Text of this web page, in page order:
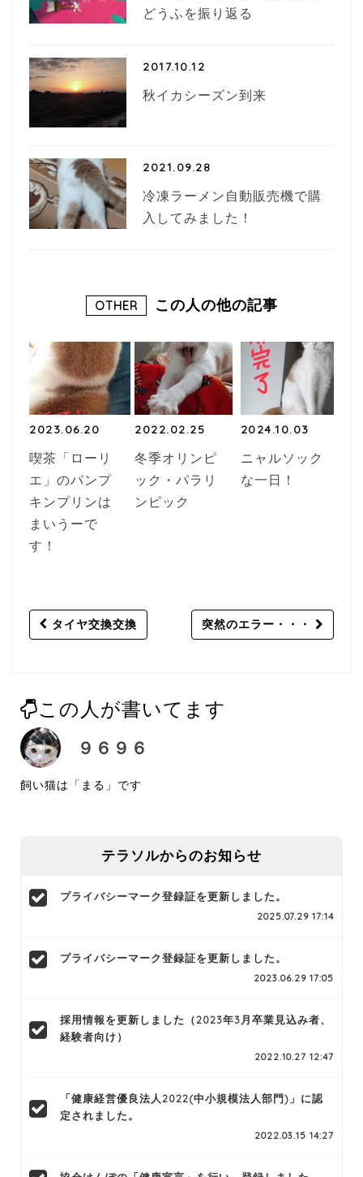
どうふを振り返る
2017.10.12
秋イカシーズン到来
2021.09.28
冷凍ラーメン自動販売機で購
入してみました！
OTHER この人の他の記事
2023.06.20
喫茶「ローリ
エ」のパンプ
キンプリンは
まいうーで
す！
2022.02.25
冬季オリンピ
ック・パラリ
ンピック
2024.10.03
ニャルソック
な一日！
Post
タイヤ交換交換 突然のエラー・・・
この人が書いてます
９６９６
飼い猫は「まる」です
テラソルからのお知らせ
プライバシーマーク登録証を更新しました。
2025.07.29 17:14
プライバシーマーク登録証を更新しました。
2023.06.29 17:05
採用情報を更新しました（2023年3月卒業見込み者、
経験者向け）
2022.10.27 12:47
「健康経営優良法人2022(中小規模法人部門)」に認
定されました。
2022.03.15 14:27